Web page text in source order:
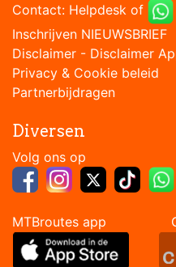
Contact: Helpdesk of
Inschrijven NIEUWSBRIEF
Disclaimer - Disclaimer
Privacy & Cookie beleid
Partnerbijdragen
Diversen
Volg ons
MTBroutes app Co